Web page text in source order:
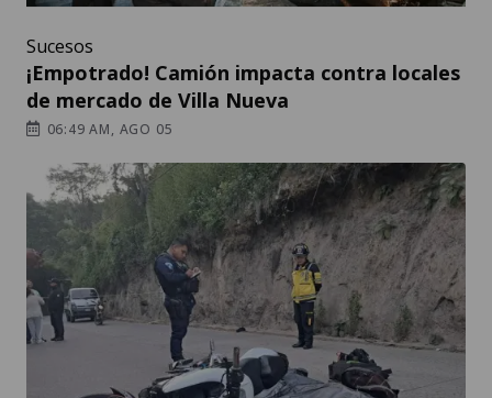
Sucesos
¡Empotrado! Camión impacta contra locales
de mercado de Villa Nueva
06:49 AM, AGO 05